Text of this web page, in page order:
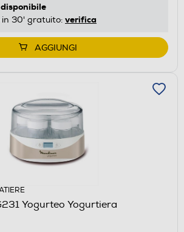
disponibile
in 30' gratuito: verifica
AGGIUNGI
Yogurteo Yogurtiera